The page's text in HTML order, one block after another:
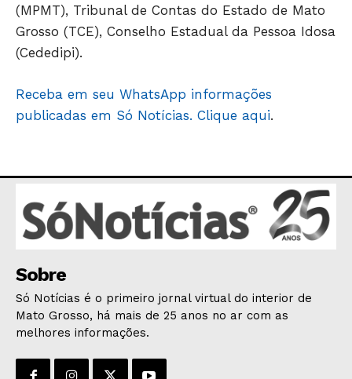
(MPMT), Tribunal de Contas do Estado de Mato
Grosso (TCE), Conselho Estadual da Pessoa Idosa
(Cededipi).
Receba em seu WhatsApp informações
publicadas em Só Notícias. Clique aqui.
Sobre
Só Notícias é o primeiro jornal virtual do interior de
Mato Grosso, há mais de 25 anos no ar com as
melhores informações.